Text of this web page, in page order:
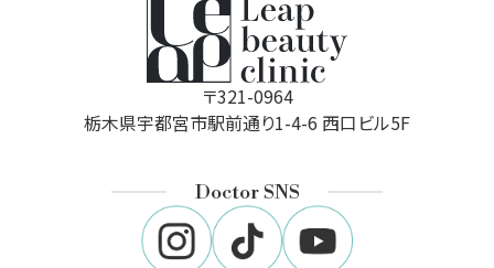
〒321-0964
栃木県宇都宮市駅前通り1-4-6 西口ビル5F
Doctor SNS